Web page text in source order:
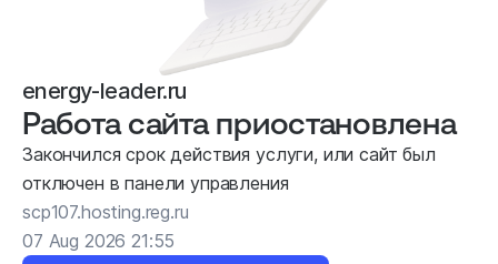
energy-leader.ru
Работа сайта приостановлена
Закончился срок действия услуги, или сайт был
отключен в панели управления
scp107.hosting.reg.ru
07 Aug 2026 21:55